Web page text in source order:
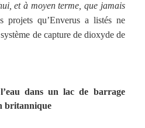
et à moyen terme, que jamais
projets qu’Enverus a listés ne
de capture de dioxyde de
dans un lac de barrage
britannique